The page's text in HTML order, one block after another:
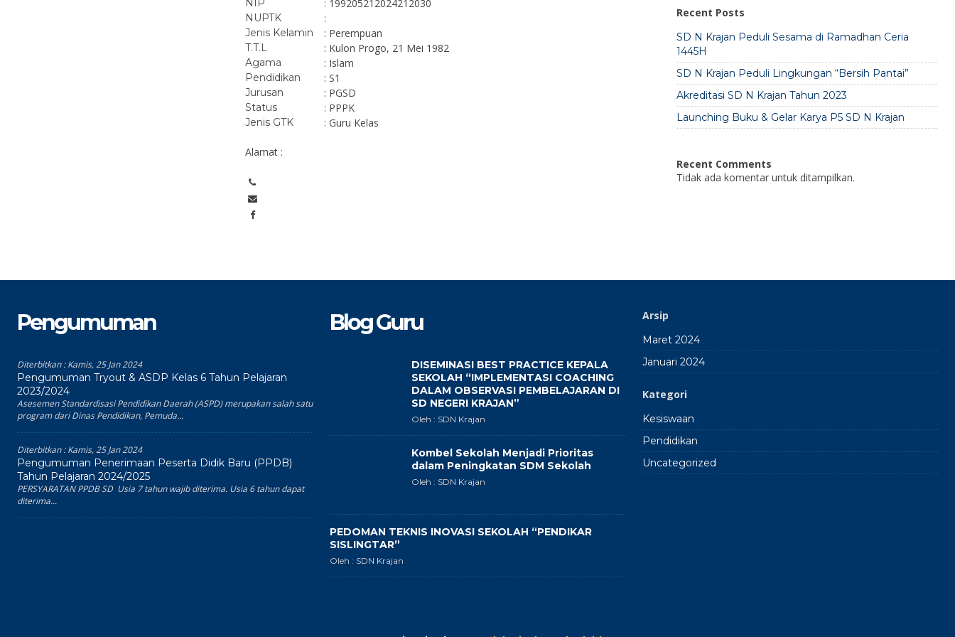
NIP : 199205212024212030
NUPTK :
Jenis Kelamin : Perempuan
T.T.L : Kulon Progo, 21 Mei 1982
Agama : Islam
Pendidikan : S1
Jurusan : PGSD
Status : PPPK
Jenis GTK : Guru Kelas
Alamat :
Recent Posts
SD N Krajan Peduli Sesama di Ramadhan Ceria
1445H
SD N Krajan Peduli Lingkungan “Bersih Pantai”
Akreditasi SD N Krajan Tahun 2023
Launching Buku & Gelar Karya P5 SD N Krajan
Recent Comments
Tidak ada komentar untuk ditampilkan.
Pengumuman
Diterbitkan :Kamis, 25 Jan 2024
Pengumuman Tryout & ASDP Kelas 6 Tahun Pelajaran
2023/2024
Asesemen Standardisasi Pendidikan Daerah (ASPD) merupakan salah satu
program dari Dinas Pendidikan, Pemuda...
Diterbitkan :Kamis, 25 Jan 2024
Pengumuman Penerimaan Peserta Didik Baru (PPDB)
Tahun Pelajaran 2024/2025
PERSYARATAN PPDB SD Usia 7 tahun wajib diterima. Usia 6 tahun dapat
diterima...
Blog Guru
DISEMINASI BEST PRACTICE KEPALA
SEKOLAH “IMPLEMENTASI COACHING
DALAM OBSERVASI PEMBELAJARAN DI
SD NEGERI KRAJAN”
Oleh : SDN Krajan
Kombel Sekolah Menjadi Prioritas
dalam Peningkatan SDM Sekolah
Oleh : SDN Krajan
PEDOMAN TEKNIS INOVASI SEKOLAH “PENDIKAR
SISLINGTAR”
Oleh : SDN Krajan
Arsip
Maret 2024
Januari 2024
Kategori
Kesiswaan
Pendidikan
Uncategorized